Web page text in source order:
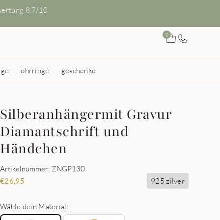
8.7/10
0
ohrringe geschenke
Silberanhängermit Gravur
Diamantschrift und
Händchen
Artikelnummer: ZNGP130
€26,95 925 zilver
Wähle dein Material: